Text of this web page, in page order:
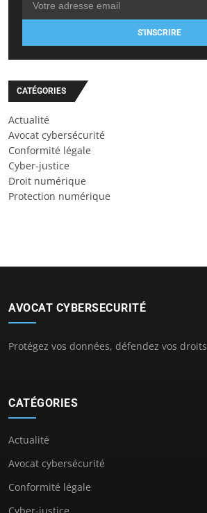
S'INSCRIRE
CATÉGORIES
Actualité
Avocat cybersécurité
Conformité légale
Cyber-justice
Droit numérique
Protection numérique
AVOCAT CYBERSECURITÉ
Protégez vos données, défendez vos droits
CATÉGORIES
Actualité
Avocat cybersécurité
Conformité légale